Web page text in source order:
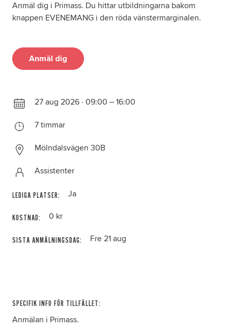
Anmäl dig i Primass. Du hittar utbildningarna bakom
knappen EVENEMANG i den röda vänstermarginalen.
Anmäl dig
27 aug 2026 · 09:00 – 16:00
7 timmar
Mölndalsvägen 30B
Assistenter
LEDIGA PLATSER: Ja
KOSTNAD: 0 kr
SISTA ANMÄLNINGSDAG: Fre 21 aug
SPECIFIK INFO FÖR TILLFÄLLET:
Anmälan i Primass.